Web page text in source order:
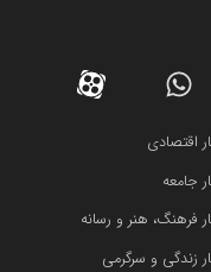
اقتصادی
جامعه
فرهنگ، هنر و رسانه
زندگی و سرگرمی